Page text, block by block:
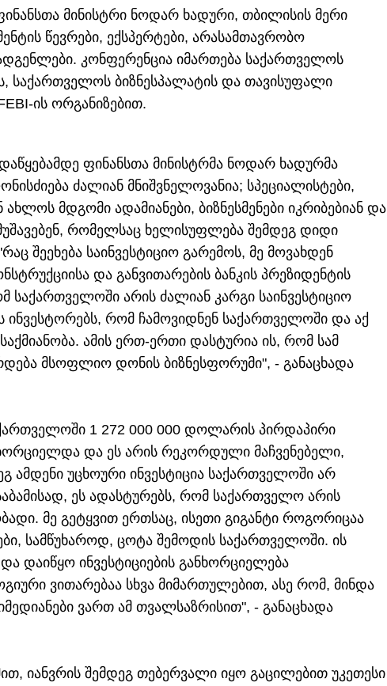
მინისტრი ნოდარ ხადური, თბილისის მერი
წევრები, ექსპერტები, არასამთავრობო
კონფერენცია იმართება საქართველოს
საქართველოს ბიზნესპალატის და თავისუფალი
ის ორგანიზებით.
ფინანსთა მინისტრმა ნოდარ ხადურმა
ძალიან მნიშვნელოვანია; სპეციალისტები,
ახლოს მდგომი ადამიანები, ბიზნესმენები იკრიბებიან და
რომელსაც ხელისუფლება შემდეგ დიდი
შეეხება საინვესტიციო გარემოს, მე მოვახდენ
და განვითარების ბანკის პრეზიდენტის
საქართველოში არის ძალიან კარგი საინვესტიციო
ინვესტორებს, რომ ჩამოვიდნენ საქართველოში და აქ
ამის ერთ-ერთი დასტურია ის, რომ სამ
მსოფლიო დონის ბიზნესფორუმი", - განაცხადა
1 272 000 000 დოლარის პირდაპირი
და ეს არის რეკორდული მაჩვენებელი,
ამდენი უცხოური ინვესტიცია საქართველოში არ
ეს ადასტურებს, რომ საქართველო არის
მე გეტყვით ერთსაც, ისეთი გიგანტი როგორიცაა
სამწუხაროდ, ცოტა შემოდის საქართველოში. ის
დაიწყო ინვესტიციების განხორციელება
ვითარებაა სხვა მიმართულებით, ასე რომ, მინდა
ვართ ამ თვალსაზრისით", - განაცხადა
იანვრის შემდეგ თებერვალი იყო გაცილებით უკეთესი